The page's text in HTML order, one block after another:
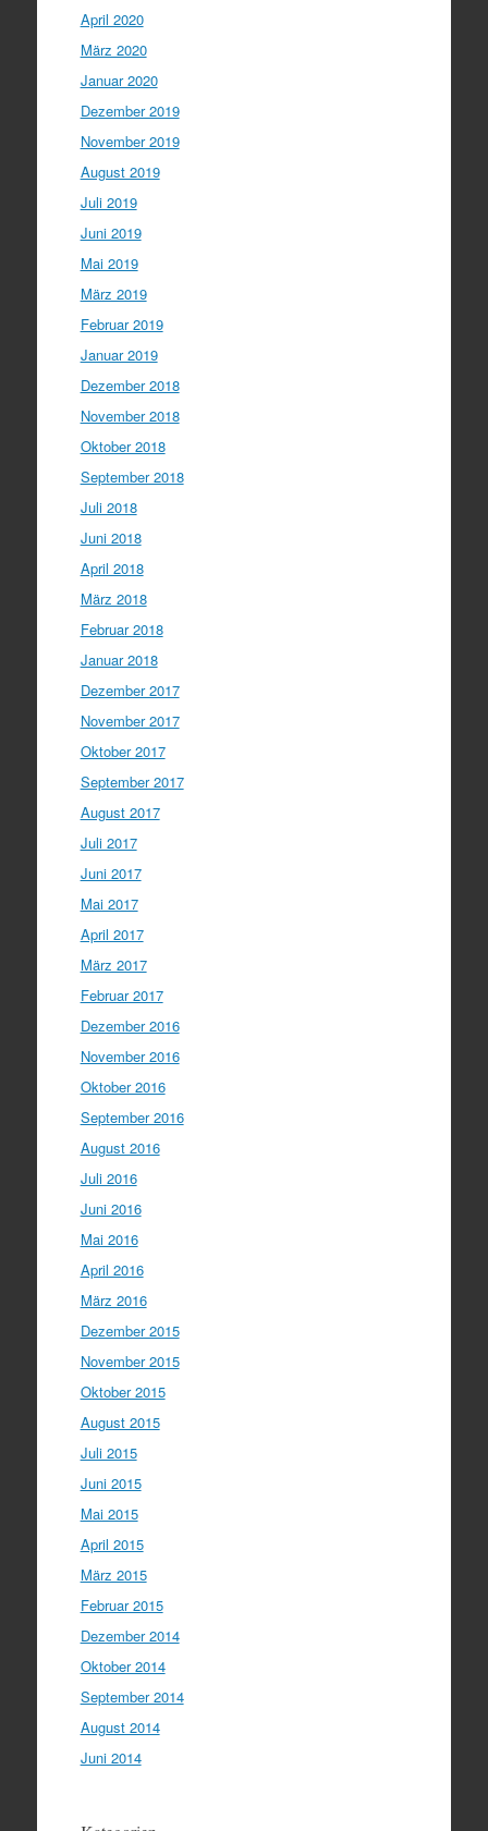
April 2020
März 2020
Januar 2020
Dezember 2019
November 2019
August 2019
Juli 2019
Juni 2019
Mai 2019
März 2019
Februar 2019
Januar 2019
Dezember 2018
November 2018
Oktober 2018
September 2018
Juli 2018
Juni 2018
April 2018
März 2018
Februar 2018
Januar 2018
Dezember 2017
November 2017
Oktober 2017
September 2017
August 2017
Juli 2017
Juni 2017
Mai 2017
April 2017
März 2017
Februar 2017
Dezember 2016
November 2016
Oktober 2016
September 2016
August 2016
Juli 2016
Juni 2016
Mai 2016
April 2016
März 2016
Dezember 2015
November 2015
Oktober 2015
August 2015
Juli 2015
Juni 2015
Mai 2015
April 2015
März 2015
Februar 2015
Dezember 2014
Oktober 2014
September 2014
August 2014
Juni 2014